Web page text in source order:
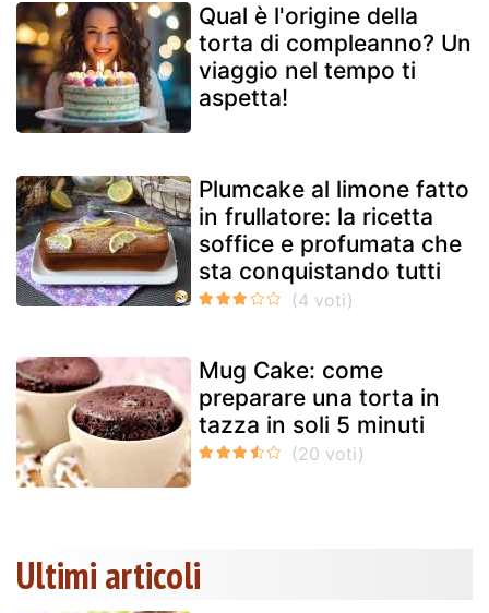
Qual è l'origine della
torta di compleanno? Un
viaggio nel tempo ti
aspetta!
Plumcake al limone fatto
in frullatore: la ricetta
soffice e profumata che
sta conquistando tutti
Mug Cake: come
preparare una torta in
tazza in soli 5 minuti
Ultimi articoli